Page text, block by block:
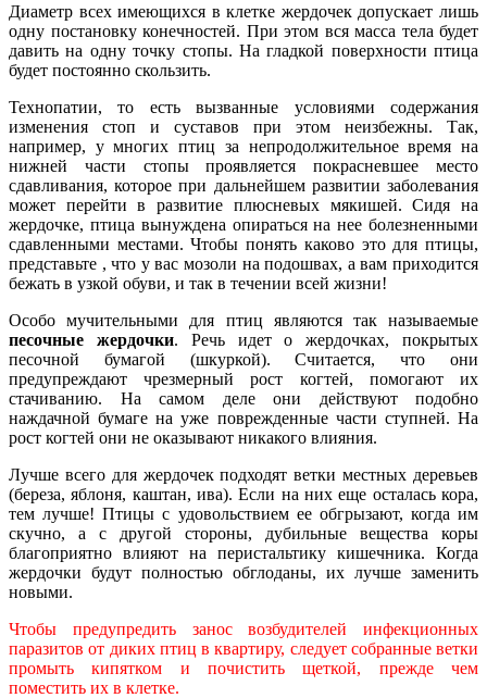
Диаметр всех имеющихся в клетке жердочек допускает лишь
одну постановку конечностей. При этом вся масса тела будет
давить на одну точку стопы. На гладкой поверхности птица
будет постоянно скользить.
Технопатии, то есть вызванные условиями содержания
изменения стоп и суставов при этом неизбежны. Так,
например, у многих птиц за непродолжительное время на
нижней части стопы проявляется покрасневшее место
сдавливания, которое при дальнейшем развитии заболевания
может перейти в развитие плюсневых мякишей. Сидя на
жердочке, птица вынуждена опираться на нее болезненными
сдавленными местами. Чтобы понять каково это для птицы,
представьте , что у вас мозоли на подошвах, а вам приходится
бежать в узкой обуви, и так в течении всей жизни!
Особо мучительными для птиц являются так называемые
песочные жердочки. Речь идет о жердочках, покрытых
песочной бумагой (шкуркой). Считается, что они
предупреждают чрезмерный рост когтей, помогают их
стачиванию. На самом деле они действуют подобно
наждачной бумаге на уже поврежденные части ступней. На
рост когтей они не оказывают никакого влияния.
Лучше всего для жердочек подходят ветки местных деревьев
(береза, яблоня, каштан, ива). Если на них еще осталась кора,
тем лучше! Птицы с удовольствием ее обгрызают, когда им
скучно, а с другой стороны, дубильные вещества коры
благоприятно влияют на перистальтику кишечника. Когда
жердочки будут полностью обглоданы, их лучше заменить
новыми.
Чтобы предупредить занос возбудителей инфекционных
паразитов от диких птиц в квартиру, следует собранные ветки
промыть кипятком и почистить щеткой, прежде чем
поместить их в клетке.